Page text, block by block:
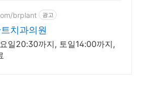
brplant 광고
치과의원
일20:30까지, 토일14:00까지,